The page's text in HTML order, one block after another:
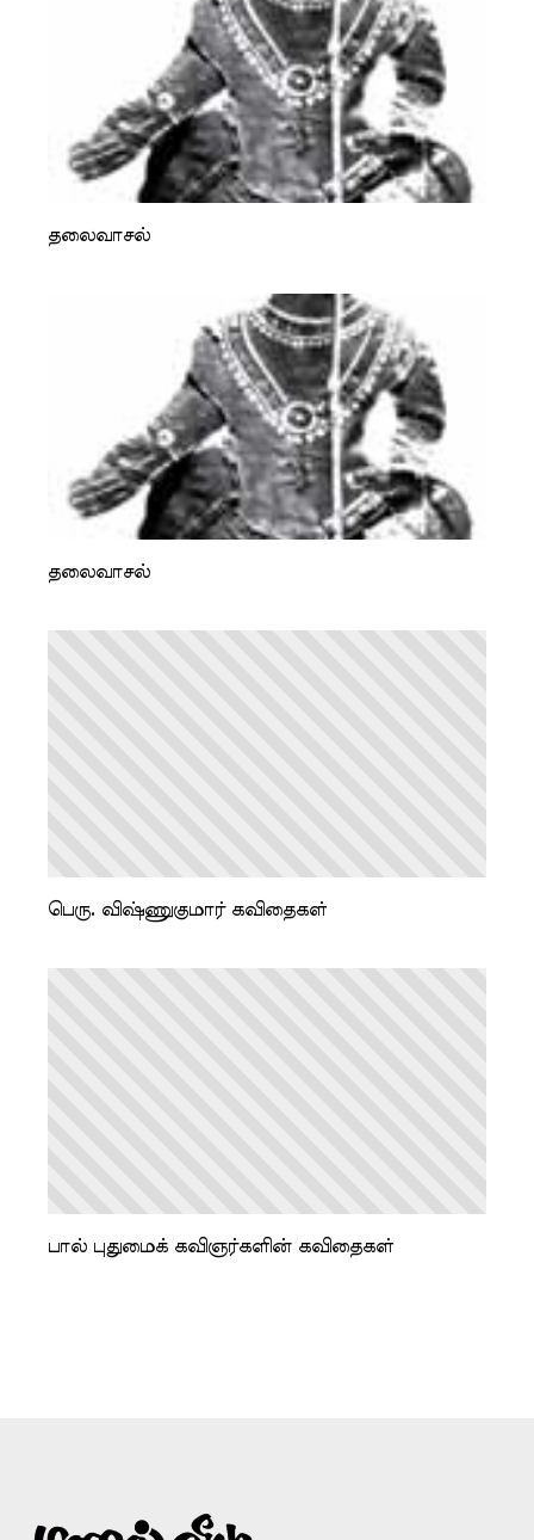
தலைவாசல்
தலைவாசல்
பெரு. விஷ்ணுகுமார் கவிதைகள்
பால் புதுமைக் கவிஞர்களின் கவிதைகள்